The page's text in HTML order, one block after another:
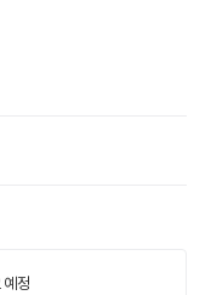
정